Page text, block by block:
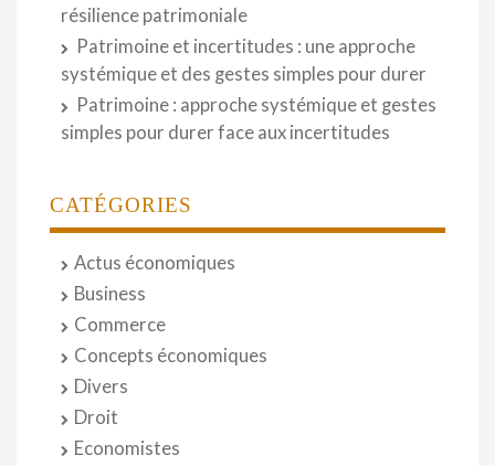
résilience patrimoniale
Patrimoine et incertitudes : une approche
systémique et des gestes simples pour durer
Patrimoine : approche systémique et gestes
simples pour durer face aux incertitudes
CATÉGORIES
Actus économiques
Business
Commerce
Concepts économiques
Divers
Droit
Economistes